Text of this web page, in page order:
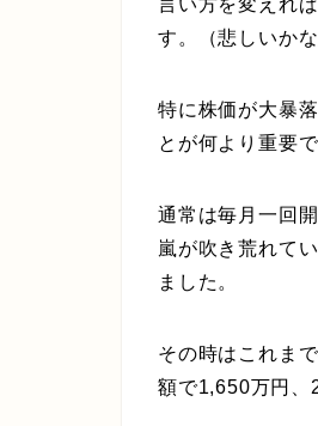
言い方を変えれ
す。（悲しいか
特に株価が大暴
とが何より重要
通常は毎月一回
嵐が吹き荒れて
ました。
その時はこれま
額で1,650万円、